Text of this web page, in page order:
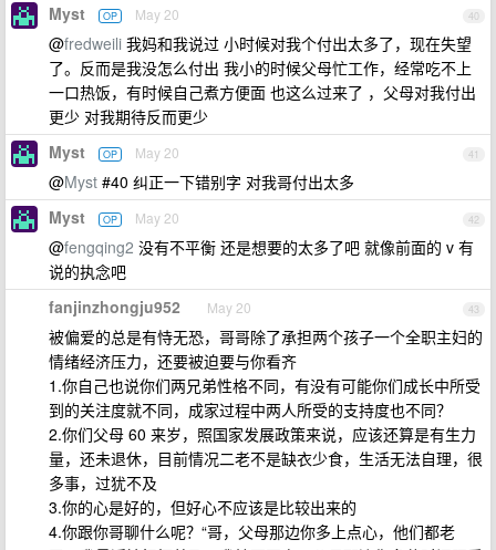
40
Myst OP May 20
@fredweili 我妈和我说过 小时候对我个付出太多了，现在失望
了。反而是我没怎么付出 我小的时候父母忙工作，经常吃不上
一口热饭，有时候自己煮方便面 也这么过来了 ，父母对我付出
更少 对我期待反而更少
41
Myst OP May 20
@Myst #40 纠正一下错别字 对我哥付出太多
42
Myst OP May 20
@fengqing2 没有不平衡 还是想要的太多了吧 就像前面的 v 有
说的执念吧
43
fanjinzhongju952 May 20
被偏爱的总是有恃无恐，哥哥除了承担两个孩子一个全职主妇的
情绪经济压力，还要被迫要与你看齐
1.你自己也说你们两兄弟性格不同，有没有可能你们成长中所受
到的关注度就不同，成家过程中两人所受的支持度也不同？
2.你们父母 60 来岁，照国家发展政策来说，应该还算是有生力
量，还未退休，目前情况二老不是缺衣少食，生活无法自理，很
多事，过犹不及
3.你的心是好的，但好心不应该是比较出来的
4.你跟你哥聊什么呢？“哥，父母那边你多上点心，他们都老